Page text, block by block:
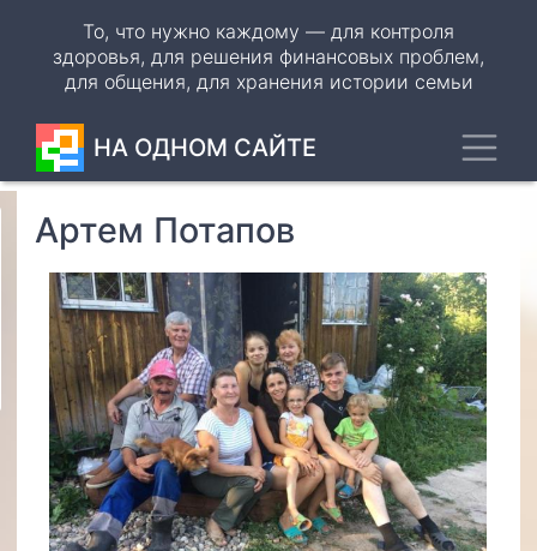
основному
содержанию
То, что нужно каждому — для контроля
здоровья, для решения финансовых проблем,
для общения, для хранения истории семьи
НА ОДНОМ САЙТЕ
Артем Потапов